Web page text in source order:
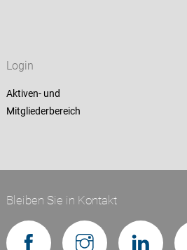
Login
Aktiven- und
Mitgliederbereich
Bleiben Sie in Kontakt